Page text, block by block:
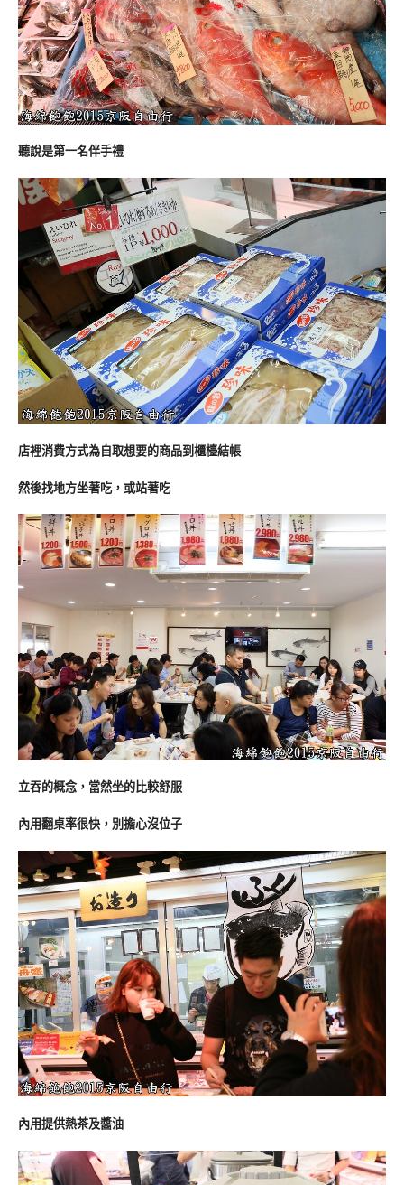
聽說是第一名伴手禮
店裡消費方式為自取想要的商品到櫃檯結帳
然後找地方坐著吃，或站著吃
立吞的概念，當然坐的比較舒服
內用翻桌率很快，別擔心沒位子
內用提供熱茶及醬油